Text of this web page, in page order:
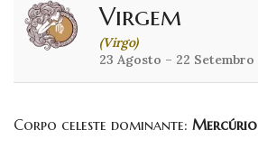
Virgem
(Virgo)
23 Agosto – 22 Setembro
Corpo celeste dominante: Mercúrio